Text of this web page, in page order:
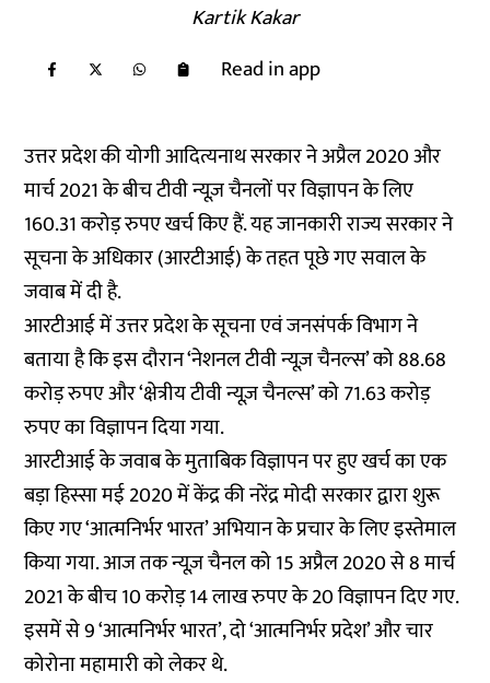
Kartik Kakar
Read in app
उत्तर प्रदेश की योगी आदित्यनाथ सरकार ने अप्रैल 2020 और
मार्च 2021 के बीच टीवी न्यूज़ चैनलों पर विज्ञापन के लिए
160.31 करोड़ रुपए खर्च किए हैं. यह जानकारी राज्य सरकार ने
सूचना के अधिकार (आरटीआई) के तहत पूछे गए सवाल के
जवाब में दी है.
आरटीआई में उत्तर प्रदेश के सूचना एवं जनसंपर्क विभाग ने
बताया है कि इस दौरान ‘नेशनल टीवी न्यूज़ चैनल्स’ को 88.68
करोड़ रुपए और ‘क्षेत्रीय टीवी न्यूज़ चैनल्स’ को 71.63 करोड़
रुपए का विज्ञापन दिया गया.
आरटीआई के जवाब के मुताबिक विज्ञापन पर हुए खर्च का एक
बड़ा हिस्सा मई 2020 में केंद्र की नरेंद्र मोदी सरकार द्वारा शुरू
किए गए ‘आत्मनिर्भर भारत’ अभियान के प्रचार के लिए इस्तेमाल
किया गया. आज तक न्यूज़ चैनल को 15 अप्रैल 2020 से 8 मार्च
2021 के बीच 10 करोड़ 14 लाख रुपए के 20 विज्ञापन दिए गए.
इसमें से 9 ‘आत्मनिर्भर भारत’, दो ‘आत्मनिर्भर प्रदेश’ और चार
कोरोना महामारी को लेकर थे.